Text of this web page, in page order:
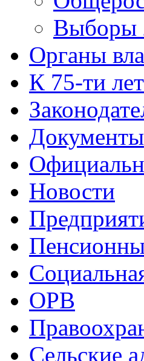
Выборы
Органы
К 75-ти
Документы
Новости
ОРВ
Сельские